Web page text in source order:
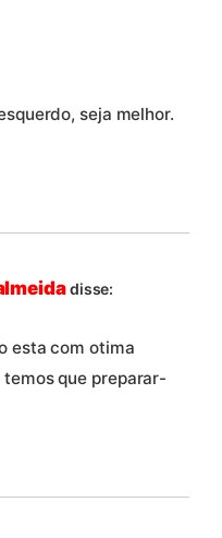
seja melhor.
disse:
esta com otima
que preparar-